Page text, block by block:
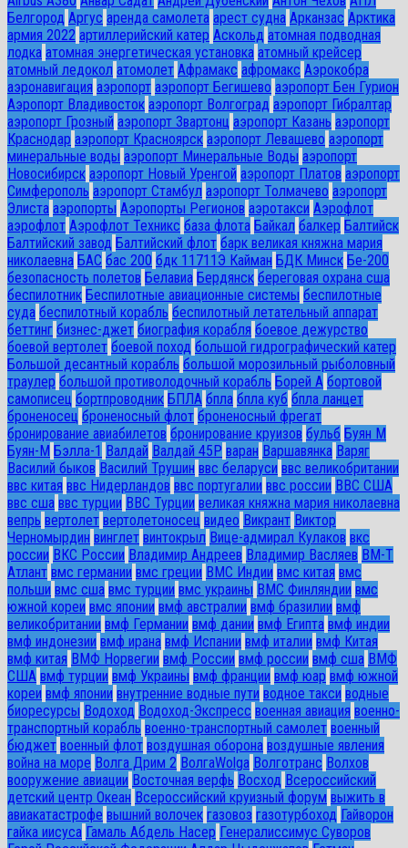
Белгород Аргус аренда самолета арест судна Арканзас Арктика
армия 2022 артиллерийский катер Аскольд атомная подводная
лодка атомная энергетическая установка атомный крейсер
атомный ледокол атомолет Афрамакс афромакс Аэрокобра
аэронавигация аэропорт аэропорт Бегишево аэропорт Бен Гурион
Аэропорт Владивосток аэропорт Волгоград аэропорт Гибралтар
аэропорт Грозный аэропорт Звартонц аэропорт Казань аэропорт
Краснодар аэропорт Красноярск аэропорт Левашево аэропорт
минеральные воды аэропорт Минеральные Воды аэропорт
Новосибирск аэропорт Новый Уренгой аэропорт Платов аэропорт
Симферополь аэропорт Стамбул аэропорт Толмачево аэропорт
Элиста аэропорты Аэропорты Регионов аэротакси Аэрофлот
аэрофлот Аэрофлот Техникс база флота Байкал балкер Балтийск
Балтийский завод Балтийский флот барк великая княжна мария
николаевна БАС бас 200 бдк 11711Э Кайман БДК Минск Бе-200
безопасность полетов Белавиа Бердянск береговая охрана сша
беспилотник Беспилотные авиационные системы беспилотные
суда беспилотный корабль беспилотный летательный аппарат
беттинг бизнес-джет биография корабля боевое дежурство
боевой вертолет боевой поход большой гидрографический катер
Большой десантный корабль большой морозильный рыболовный
траулер большой противолодочный корабль Борей А бортовой
самописец бортпроводник БПЛА бпла бпла куб бпла ланцет
броненосец броненосный флот броненосный фрегат
бронирование авиабилетов бронирование круизов бульб Буян М
Буян-М Бэлла-1 Валдай Валдай 45Р варан Варшавянка Варяг
Василий быков Василий Трушин ввс беларуси ввс великобритании
ввс китая ввс Нидерландов ввс португалии ввс россии ВВС США
ввс сша ввс турции ВВС Турции великая княжна мария николаевна
вепрь вертолет вертолетоносец видео Викрант Виктор
Черномырдин винглет винтокрыл Вице-адмирал Кулаков вкс
россии ВКС России Владимир Андреев Владимир Васляев ВМ-Т
Атлант вмс германии вмс греции ВМС Индии вмс китая вмс
польши вмс сша вмс турции вмс украины ВМС Финляндии вмс
южной кореи вмс японии вмф австралии вмф бразилии вмф
великобритании вмф Германии вмф дании вмф Египта вмф индии
вмф индонезии вмф ирана вмф Испании вмф италии вмф Китая
вмф китая ВМФ Норвегии вмф России вмф россии вмф сша ВМФ
США вмф турции вмф Украины вмф франции вмф юар вмф южной
кореи вмф японии внутренние водные пути водное такси водные
биоресурсы Водоход Водоход-Экспресс военная авиация военно-
транспортный корабль военно-транспортный самолет военный
бюджет военный флот воздушная оборона воздушные явления
война на море Волга Дрим 2 ВолгаWolga Волготранс Волхов
вооружение авиации Восточная верфь Восход Всероссийский
детский центр Океан Всероссийский круизный форум выжить в
авиакатастрофе вышний волочек газовоз газотурбоход Гайворон
гайка иисуса Гамаль Абдель Насер Генералиссимус Суворов